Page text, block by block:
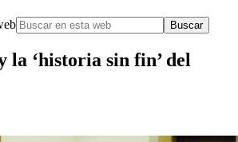
la ‘historia sin fin’ del